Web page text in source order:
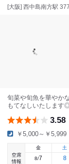
[大阪] 西中島南方駅
旬菜や旬魚を華やか
もてなしいたします
3.58
￥5,000～￥5,999
空席
情報
金
8/7
土
8